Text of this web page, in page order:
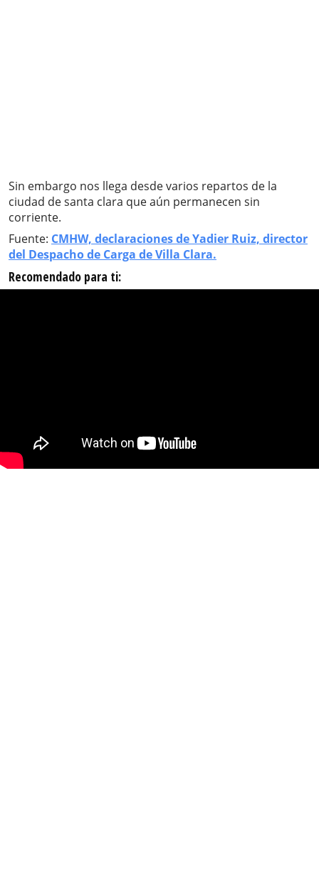
Sin embargo nos llega desde varios repartos de la
ciudad de santa clara que aún permanecen sin
corriente.
Fuente: CMHW, declaraciones de Yadier Ruiz, director
del Despacho de Carga de Villa Clara.
Recomendado para ti: